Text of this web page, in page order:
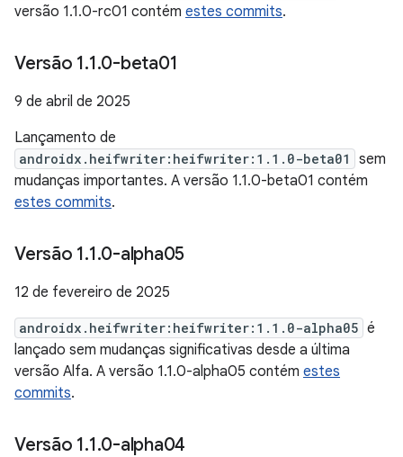
versão 1.1.0-rc01 contém estes commits.
Versão 1.1.0-beta01
9 de abril de 2025
Lançamento de
androidx.heifwriter:heifwriter:1.1.0-beta01
sem
mudanças importantes. A versão 1.1.0-beta01 contém
estes commits.
Versão 1.1.0-alpha05
12 de fevereiro de 2025
androidx.heifwriter:heifwriter:1.1.0-alpha05 é
lançado sem mudanças significativas desde a última
versão Alfa. A versão 1.1.0-alpha05 contém estes
commits.
Versão 1.1.0-alpha04